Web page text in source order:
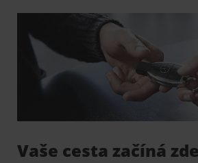
Vaše cesta začíná zde